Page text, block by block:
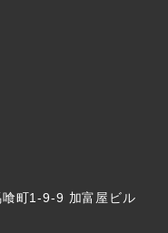
町1-9-9 加富屋ビル